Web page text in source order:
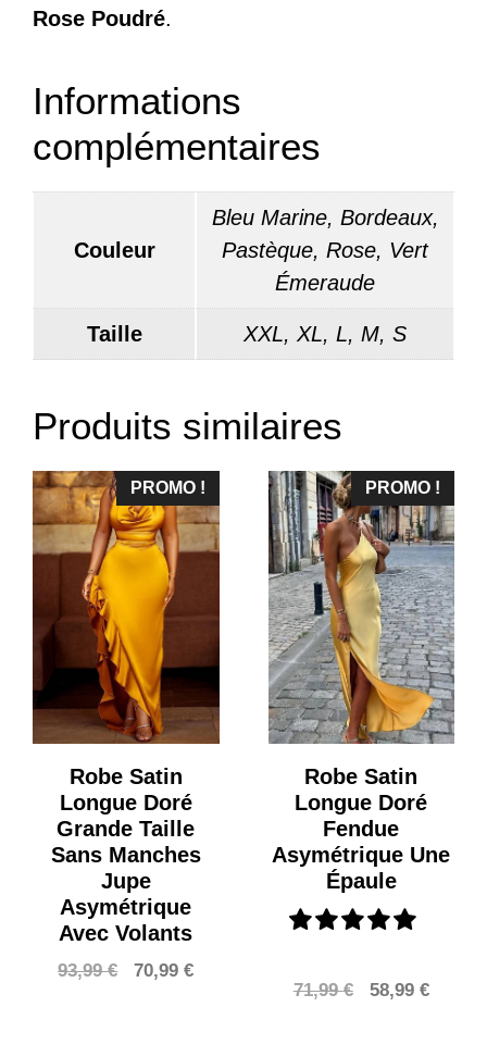
Rose Poudré.
Informations
complémentaires
Couleur
Bleu Marine, Bordeaux,
Pastèque, Rose, Vert
Émeraude
Taille XXL, XL, L, M, S
Produits similaires
PROMO !
Robe Satin
Longue Doré
Grande Taille
Sans Manches
Jupe
Asymétrique
Avec Volants
93,99€
Le
70,99€Le
PROMO !
Robe Satin
Longue Doré
Fendue
Asymétrique Une
Épaule
71,99€
Le
58,99 €Le